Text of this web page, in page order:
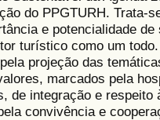
do PPGTURH. Trata-
e potencialidade
turístico como um
projeção das
marcados pela
de integração e respeito
convivência e